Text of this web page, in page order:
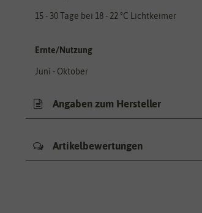
15 - 30 Tage bei 18 - 22 °C Lichtkeimer
Ernte/Nutzung
Juni - Oktober
Angaben zum Hersteller
Artikelbewertungen